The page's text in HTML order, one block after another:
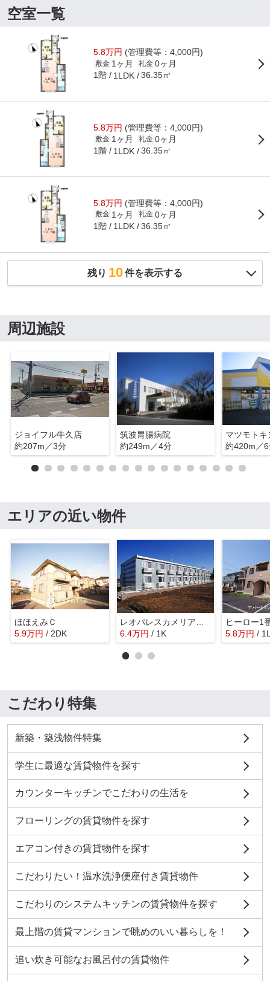
空室一覧
5.8万円 (管理費等：4,000円)
敷金 1ヶ月 礼金 0ヶ月
1階 1LDK 36.35㎡
5.8万円 (管理費等：4,000円)
敷金 1ヶ月 礼金 0ヶ月
1階 1LDK 36.35㎡
5.8万円 (管理費等：4,000円)
敷金 1ヶ月 礼金 0ヶ月
1階 1LDK 36.35㎡
残り 10件を表示する
周辺施設
ジョイフル牛久店
約207m／3分
筑波胃腸病院
約249m／4分
約420m／
エリアの近い物件
ほほえみＣ
5.9万円 / 2DK
6.4万円 / 1K
ヒーロー1
5.8万円 /
こだわり特集
新築・築浅物件特集
学生に最適な賃貸物件を探す
カウンターキッチンでこだわりの生活を
フローリングの賃貸物件を探す
エアコン付きの賃貸物件を探す
こだわりたい！温水洗浄便座付き賃貸物件
こだわりのシステムキッチンの賃貸物件を探す
最上階の賃貸マンションで眺めのいい暮らしを！
追い炊き可能なお風呂付の賃貸物件